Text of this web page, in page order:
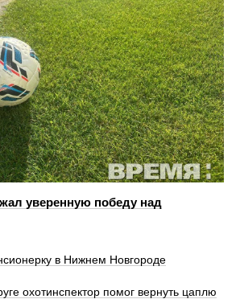
уверенную победу над
в Нижнем Новгороде
охотинспектор помог вернуть цаплю